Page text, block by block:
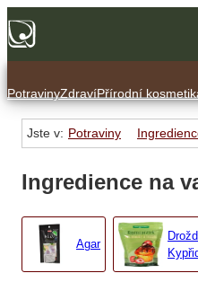
PotravinyZdravíPřírodní
Jste v: Potraviny
Ingredience na
Agar